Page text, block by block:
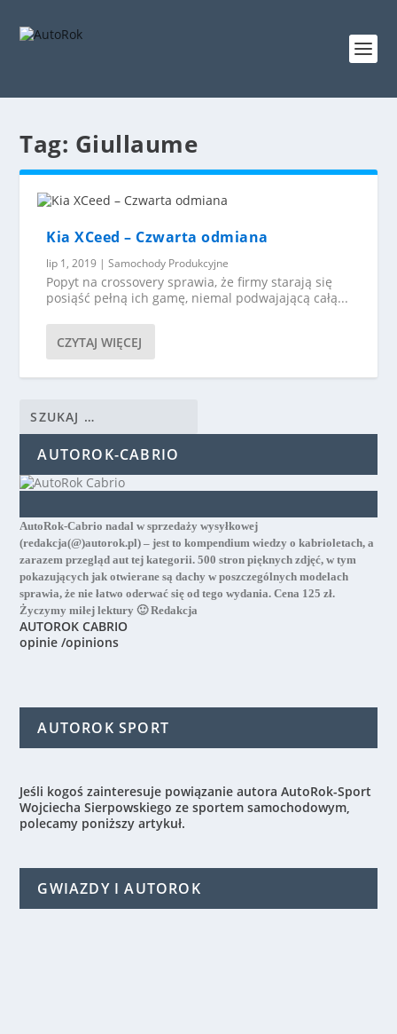
Tag: Giullaume
Kia XCeed – Czwarta odmiana
lip 1, 2019 |Samochody Produkcyjne
Popyt na crossovery sprawia, że firmy starają się
posiąść pełną ich gamę, niemal podwajającą całą...
CZYTAJ WIĘCEJ
AUTOROK-CABRIO
AutoRok-Cabrio nadal w sprzedaży wysyłkowej
(redakcja(@)autorok.pl) – jest to kompendium wiedzy o kabrioletach, a
zarazem przegląd aut tej kategorii. 500 stron pięknych zdjęć, w tym
pokazujących jak otwierane są dachy w poszczególnych modelach
sprawia, że nie łatwo oderwać się od tego wydania. Cena 125 zł.
Życzymy miłej lektury 🙂 Redakcja
AUTOROK CABRIO
opinie /opinions
AUTOROK SPORT
Jeśli kogoś zainteresuje powiązanie autora AutoRok-Sport
Wojciecha Sierpowskiego ze sportem samochodowym,
polecamy poniższy artykuł.
GWIAZDY I AUTOROK